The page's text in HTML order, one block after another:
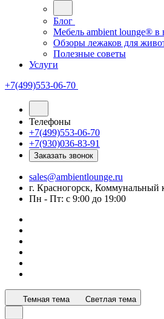
Блог
Мебель ambient lounge® в
Обзоры лежаков для
Полезные советы
Услуги
+7(499)553-06-70
Телефоны
+7(499)553-06-70
+7(930)036-83-91
Заказать звонок
sales@ambientlounge.ru
г. Красногорск, Коммунальный
Пн - Пт: с 9:00 до 19:00
Темная тема Светлая тема